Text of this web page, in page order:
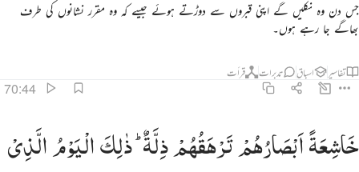
جس دن وہ نکلیں گے اپنی قبروں سے دوڑتے ہوئے جیسے کہ وہ مقرر نشانوں کی طرف
بھاگے جا رہے ہوں۔
تفاسیر اسباق تدبرات قرأت
70:44
خاشعة ابصارهم ترهقهم ذلة ذالك اليوم الذي كانوا يوعدون ٤٤
خَـٰشِعَةً أَبْصَـٰرُهُمْ تَرْهَقُهُمْ ذِلَّةٌۭ ۚ ذَٰلِكَ ٱلْيَوْمُ ٱلَّذِى كَانُوا۟ يُوعَدُونَ ٤٤
خَاشِعَةًاَبْصَارُهُمْتَرْهَقُهُمْذِلَّةٌ ؕ ذٰلِكَالْیَوْمُالَّذِیْ